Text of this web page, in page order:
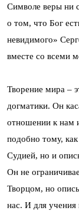
Символе веры ни
о том, что Бог
невидимого»
вместе со всеми
Творение мира –
догматики. Он
отношении к нам
подобно тому,
Судией, но и
Он не
Творцом, но
нас. И для